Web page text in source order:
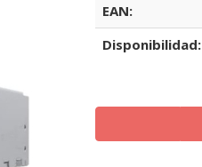
EAN:
Disponibilidad: